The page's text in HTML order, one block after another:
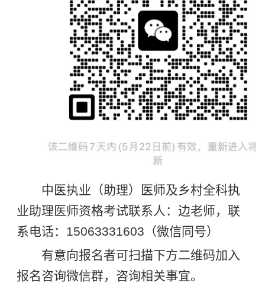
中医执业（助理）医师及乡村全科执
业助理医师资格考试联系人：边老师，联
系电话：15063331603（微信同号）
有意向报名者可扫描下方二维码加入
报名咨询微信群，咨询相关事宜。